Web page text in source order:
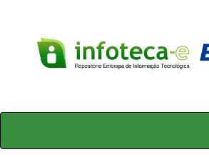
Skip